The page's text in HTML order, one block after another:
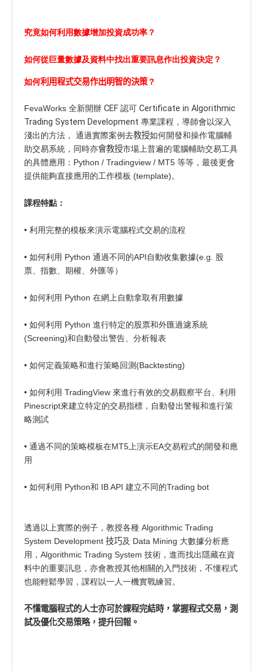
究竟如何利用數據增加投資成功率？
如何從巨量數據及資料中找出重要訊息作出投資決定？
如何利用程式交易作出明智的決策？
FevaWorks 全新開辦 CEF 認可 Certificate in Algorithmic
Trading System Development 專業課程，導師會以深入
淺出的方法， 通過實際案例去教授如何開發和操作電腦輔
助交易系統，同時亦會教授市場上普遍的電腦輔助交易工具
的具體應用：Python / Tradingview / MT5 等等，最後更會
提供能夠直接應用的工作模板 (template)。
課程特點：
• 利用完整的模板來演示電腦程式交易的流程
• 如何利用 Python 通過不同的API自動收集數據(e.g. 股
票、指數、期權、外匯等）
• 如何利用 Python 在網上自動拿取有用數據
• 如何利用 Python 進行特定的股票和外匯過濾系統
(Screening)和自動發出警告、分析報表
• 如何定義策略和進行策略回測(Backtesting)
• 如何利用 TradingView 來進行有效的交易觀察平台、利用
Pinescript來建立特定的交易指標，自動發出警報和進行策
略測試
• 通過不同的策略模板在MT5上演示EA交易程式的開發和應
用
• 如何利用 Python和 IB API 建立不同的Trading bot
透過以上實際的例子，教授各種 Algorithmic Trading
System Development 技巧及 Data Mining 大數據分析應
用，Algorithmic Trading System 技術，進而找出隱藏在資
料中的重要訊息，亦會教授其他相關的入門技術，不懂程式
也能輕鬆學習，課程以一人一機實戰練習。
不懂電腦程式的人士亦可於課程完結時， 掌握程式交易，測
試及優化交易策略，提升回報。